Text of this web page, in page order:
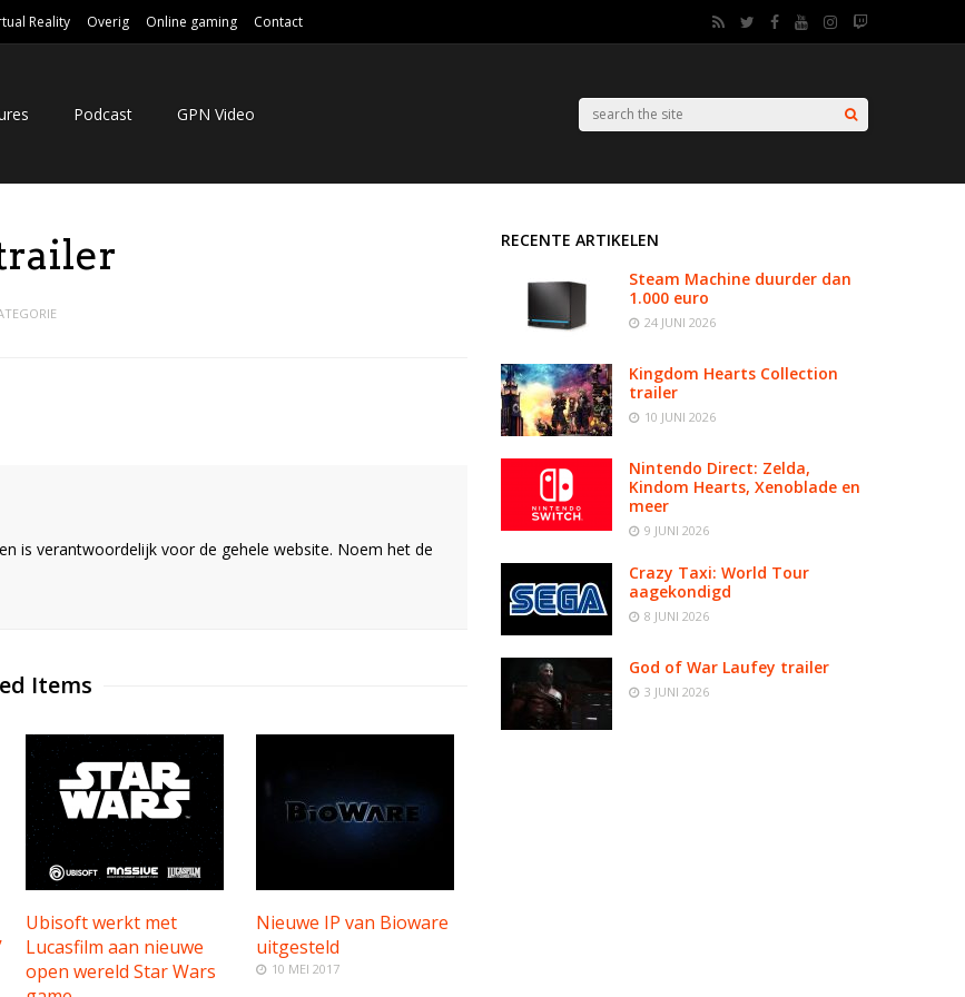
Reality Overig Online gaming Contact
Podcast GPN Video
is verantwoordelijk voor de gehele website. Noem het de
Items
Ubisoft werkt met
Lucasfilm aan nieuwe
open wereld Star Wars
Nieuwe IP van Bioware
uitgesteld
10 MEI 2017
RECENTE ARTIKELEN
Steam Machine duurder dan
1.000 euro
24 JUNI 2026
Kingdom Hearts Collection
trailer
10 JUNI 2026
Nintendo Direct: Zelda,
Kindom Hearts, Xenoblade en
meer
9 JUNI 2026
Crazy Taxi: World Tour
aagekondigd
8 JUNI 2026
God of War Laufey trailer
3 JUNI 2026